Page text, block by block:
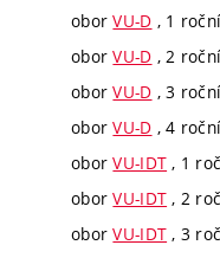
oborVU-D , 1
oborVU-D , 2
oborVU-D , 3
oborVU-D , 4
oborVU-IDT , 1
oborVU-IDT , 2
oborVU-IDT , 3